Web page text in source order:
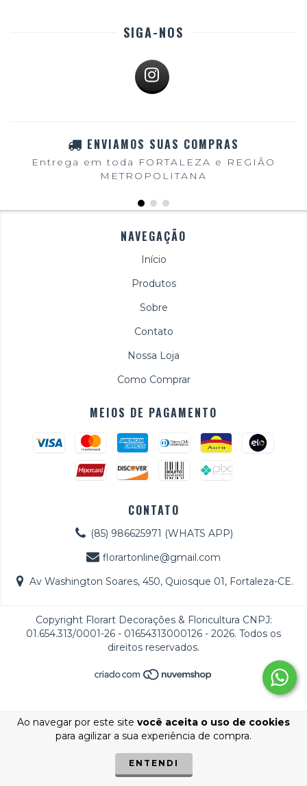
Ao navegar por este site você aceita o uso de cookies
para agilizar a sua experiência de compra.
ENTENDI
SIGA-NOS
ENVIAMOS SUAS COMPRAS
Entrega em toda FORTALEZA e REGIÃO
METROPOLITANA
NAVEGAÇÃO
Início
Produtos
Sobre
Contato
Nossa Loja
Como Comprar
MEIOS DE PAGAMENTO
CONTATO
(85) 986625971 (WHATS APP)
florartonline@gmail.com
Av Washington Soares, 450, Quiosque 01, Fortaleza-CE.
Copyright Florart Decorações & Floricultura CNPJ:
01.654.313/0001-26 - 01654313000126 - 2026. Todos os
direitos reservados.
// Whatsapp// add to cart//Checkout